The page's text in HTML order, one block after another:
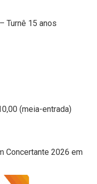
Turnê 15 anos
(meia-entrada)
Concertante 2026 em